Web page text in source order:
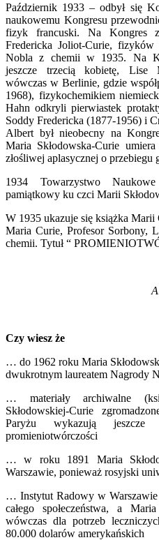
Październik 1933 – odbył się
naukowemu Kongresu
fizyk francuski. Na Kongres
Fredericka Joliot-Curie,
Nobla z chemii w 1935. Na
jeszcze trzecią kobietę, Lise
wówczas w Berlinie, gdzie
1968), fizykochemikiem
Hahn odkryli pierwiastek
Soddy Fredericka (1877-1956) i
Albert był nieobecny na
Maria Skłodowska-Curie
złośliwej aplasycznej o
1934 Towarzystwo
pamiątkowy ku czci Marii
W 1935 ukazuje się książka Marii
Maria Curie, Profesor Sorbony,
chemii. Tytuł “
Czy wiesz że
… do 1962 roku Maria
dwukrotnym laureatem Nagrody
… materiały archiwalne
Skłodowskiej-Curie
Paryżu wykazują
promieniotwórczości
… w roku 1891 Maria
Warszawie, ponieważ rosyjski
… Instytut Radowy w Warszawie
całego społeczeństwa, a
wówczas dla potrzeb
80.000 dolarów amerykańskich